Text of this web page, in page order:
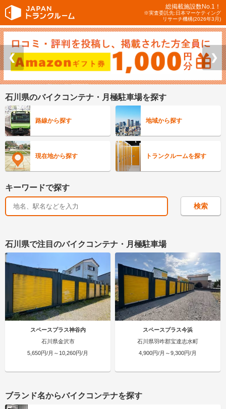
総掲載施設数No.1！
※実査委託先:日本マーケティング
リサーチ機構(2026年3月)
❮ ❯
石川県のバイクコンテナ・月極駐車場を探す
路線から探す 地域から探す
現在地から探す トランクルームを探す
キーワードで探す
石川県で注目のバイクコンテナ・月極駐車場
スペースプラス神谷内
石川県金沢市
5,650円/月～10,260円/月
スペースプラス今浜
石川県羽咋郡宝達志水町
4,900円/月～9,300円/月
ブランド名からバイクコンテナを探す